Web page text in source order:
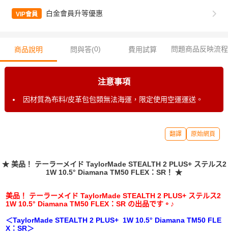
VIP會員 白金會員升等優惠
商品說明 問與答(0) 費用試算 問題商品反映流程
注意事項
因材質為布料/皮革包包類無法海運，限定使用空運運送。
翻譯 原始網頁
★ 美品！ テーラーメイド TaylorMade STEALTH 2 PLUS+ ステルス2
1W 10.5° Diamana TM50 FLEX：SR！ ★
美品！ テーラーメイド TaylorMade STEALTH 2 PLUS+ ステルス2
1W 10.5° Diamana TM50 FLEX：SR の出品です。♪
＜TaylorMade STEALTH 2 PLUS+ 1W 10.5° Diamana TM50 FLE
X：SR＞